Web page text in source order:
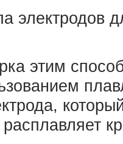
электродов
этим